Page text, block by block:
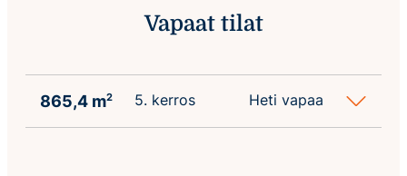
Vapaat tilat
865,4 m2 5. kerros Heti vapaa